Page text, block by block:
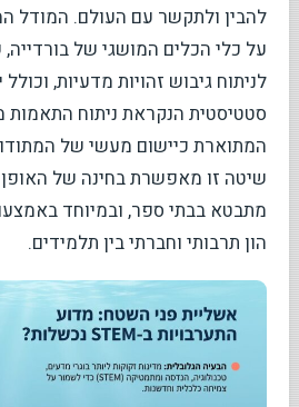
להבין ולתקשר עם העולם. המודל
על כלי הכלים המושגי של בורדייה,
לניתוח גיבוש זהויות מדעיות,
המתוארת כיישום מעשי של
שיטה זו מאפשרת בחינה של האופן
מתבטא בבתי ספר, ובמיוחד
הון תרבותי וחברתי בין תלמידים.